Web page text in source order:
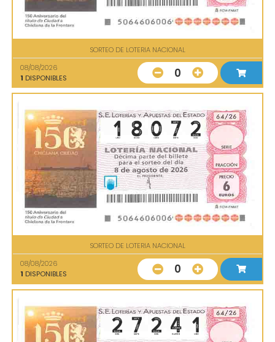
SORTEO DE LOTERIA NACIONAL
08/08/2026
1 DISPONIBLES 0
SORTEO DE LOTERIA NACIONAL
08/08/2026
1 DISPONIBLES 0